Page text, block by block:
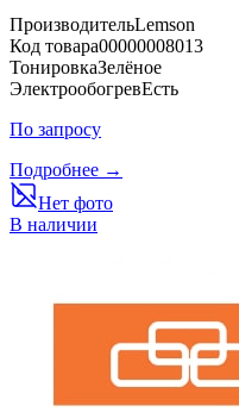
ПроизводительLemson
Код товара00000008013
ТонировкаЗелёное
ЭлектрообогревЕсть
По запросу
Подробнее →
Нет фото
В наличии